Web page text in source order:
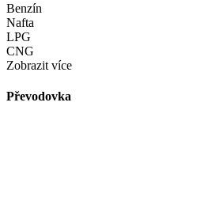
Benzín
Nafta
LPG
CNG
Zobrazit více
Převodovka